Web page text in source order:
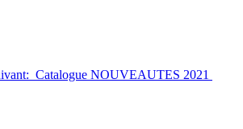
Catalogue NOUVEAUTES 2021